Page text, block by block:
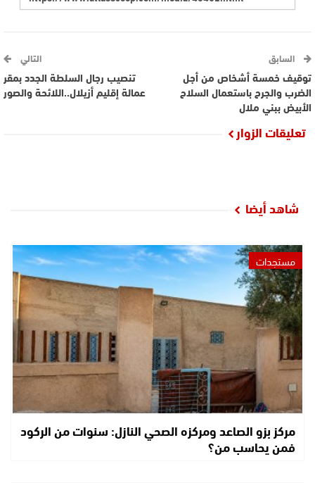
السابق
توقيف خمسة أشخاص من أجل
الضرب والجرح باستعمال السلاح
الأبيض ببني ملال
التالي
تنصيب رجال السلطة الجدد بمقر
عمالة إقليم أزيلال..اللائحة والصور
تعليقات الزوار
شاهد أيضا
مستجدات
مركز بزو الصاعد ومركزه الصحي النازل: سنوات من الركود
فمن يحاسب من؟